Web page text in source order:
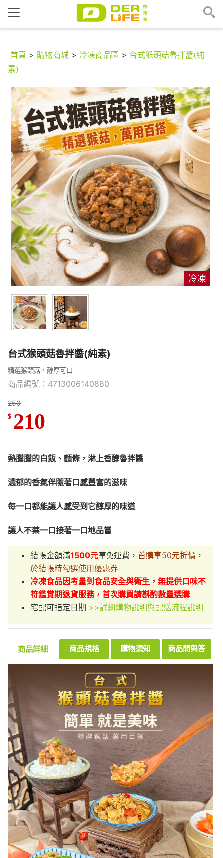
首頁 > 購物商城 > 冷凍商品區 > 台式猴頭菇魯拌醬(純
素)
冷凍
台式猴頭菇魯拌醬(純素)
精選猴頭菇，醇厚可口
商品編號：4713006140880
250
$ 210
熱騰騰的白飯、麵條，淋上香醇魯拌醬
濃郁的香氣伴隨著口感豐富的滋味
每一口都能讓人感受到它醇厚的味道
讓人不禁一口接著一口地品嘗
結帳金額滿1500元享免運費， 首購享50元折價，
於結帳時勾選使用優惠券
冷凍食品因考量到食品安全與衛生，無提供口味不
符鑑賞期退貨服務，首次購買請斟酌數量選購
宅配可指定日期 >>詳細購物說明與配送流程說明
商品詳細 商品規格 購物須知 商品問與答